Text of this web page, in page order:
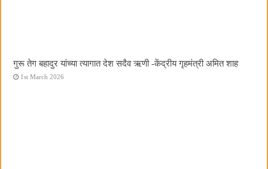
गुरू तेग बहादुर यांच्या त्यागात देश सदैव ऋणी -केंद्रीय गृहमंत्री अमित शाह
1st March 2026